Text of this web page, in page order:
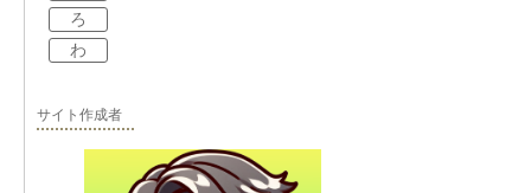
ろ
わ
サイト作成者